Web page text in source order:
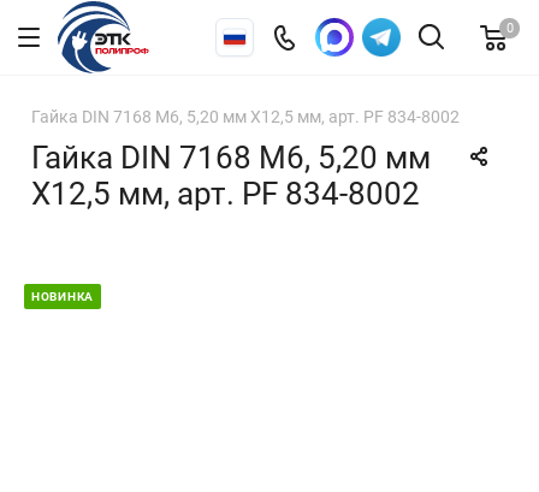
0
Гайка DIN 7168 М6, 5,20 мм X12,5 мм, арт. PF 834-8002
Гайка DIN 7168 М6, 5,20 мм
X12,5 мм, арт. PF 834-8002
НОВИНКА